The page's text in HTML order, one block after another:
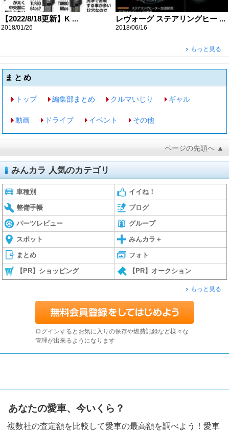
【2022/8/18更新】K ...
2018/01/26
レヴォーグ ステアリングヒー ...
2018/06/16
もっと見る
まとめ
トップ 編集部まとめ クルマいじり ギャル
動画 ドライブ イベント その他
ページの先頭へ ▲
みんカラ 人気のカテゴリ
車種別 イイね！
整備手帳 ブログ
パーツレビュー グループ
スポット みんカラ＋
まとめ フォト
【PR】ショッピング 【PR】オークション
もっと見る
ログインするとお気に入りの保存や燃費記録など様々な
管理が出来るようになります
あなたの愛車、今いくら？
複数社の査定額を比較して愛車の最高額を調べよう！愛車